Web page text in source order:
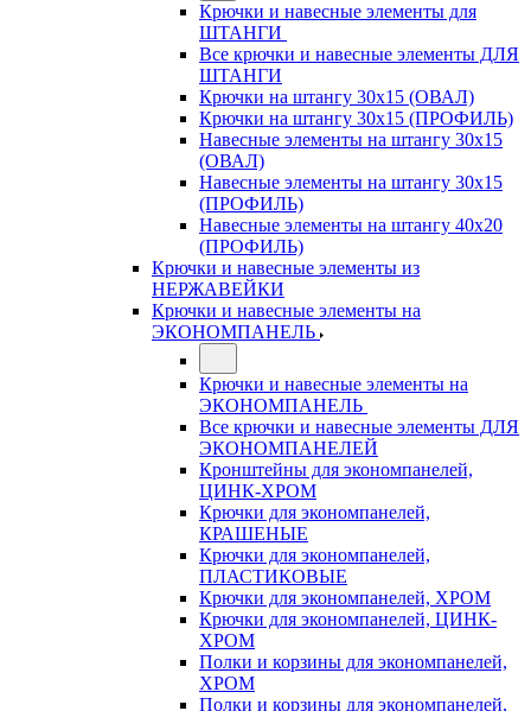
Крючки и навесные элементы для
ШТАНГИ
Все крючки и навесные элементы ДЛЯ
ШТАНГИ
Крючки на штангу 30х15 (ОВАЛ)
Крючки на штангу 30х15 (ПРОФИЛЬ)
Навесные элементы на штангу 30х15
(ОВАЛ)
Навесные элементы на штангу 30х15
(ПРОФИЛЬ)
Навесные элементы на штангу 40х20
(ПРОФИЛЬ)
Крючки и навесные элементы из
НЕРЖАВЕЙКИ
Крючки и навесные элементы на
ЭКОНОМПАНЕЛЬ
Крючки и навесные элементы на
ЭКОНОМПАНЕЛЬ
Все крючки и навесные элементы ДЛЯ
ЭКОНОМПАНЕЛЕЙ
Кронштейны для экономпанелей,
ЦИНК-ХРОМ
Крючки для экономпанелей,
КРАШЕНЫЕ
Крючки для экономпанелей,
ПЛАСТИКОВЫЕ
Крючки для экономпанелей, ХРОМ
Крючки для экономпанелей, ЦИНК-
ХРОМ
Полки и корзины для экономпанелей,
ХРОМ
Полки и корзины для экономпанелей,